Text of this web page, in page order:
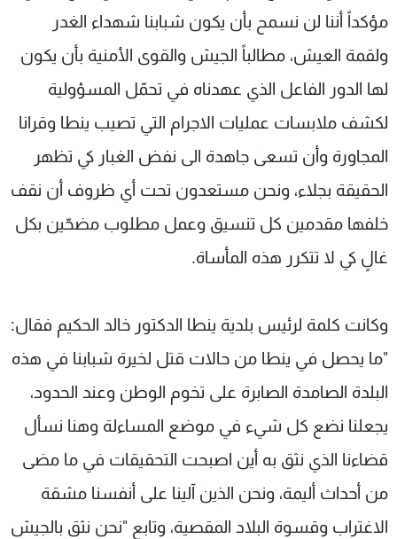
مؤكداً أننا لن نسمح بأن يكون شبابنا شهداء الغدر
ولقمة العيش، مطالباً الجيش والقوى الأمنية بأن يكون
لها الدور الفاعل الذي عهدناه في تحمّل المسؤولية
لكشف ملابسات عمليات الاجرام التي تصيب ينطا وقرانا
المجاورة وأن تسعى جاهدة الى نفض الغبار كي تظهر
الحقيقة بجلاء، ونحن مستعدون تحت أي ظروف أن نقف
خلفها مقدمين كل تنسيق وعمل مطلوب مضحّين بكل
غالٍ كي لا تتكرر هذه المأساة.
وكانت كلمة لرئيس بلدية ينطا الدكتور خالد الحكيم فقال:
"ما يحصل في ينطا من حالات قتل لخيرة شبابنا في هذه
البلدة الصامدة الصابرة على تخوم الوطن وعند الحدود،
يجعلنا نضع كل شيء في موضع المساءلة وهنا نسأل
قضاءنا الذي نثق به أين اصبحت التحقيقات في ما مضى
من أحداث أليمة، ونحن الذين آلينا على أنفسنا مشقة
الاغتراب وقسوة البلاد المقصية، وتابع "نحن نثق بالجيش